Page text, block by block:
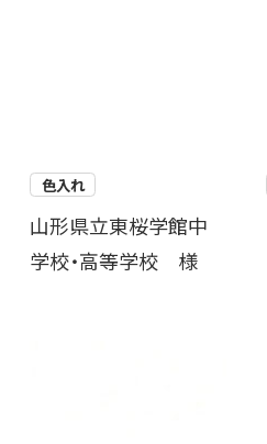
色入れ
山形県立東桜学館中
学校・高等学校 様